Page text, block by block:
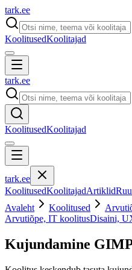
tark.ee
KoolitusedKoolitajad
tark.ee
KoolitusedKoolitajad
tark.ee
KoolitusedKoolitajadArtiklid
Avaleht
Koolitused
Arvutiõpe, IT koolitusDisaini,
Kujundamine